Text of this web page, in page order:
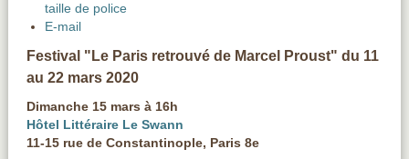
taille de police
E-mail
Festival "Le Paris retrouvé de Marcel Proust" du 11
au 22 mars 2020
Dimanche 15 mars à 16h
Hôtel Littéraire Le Swann
11-15 rue de Constantinople, Paris 8e